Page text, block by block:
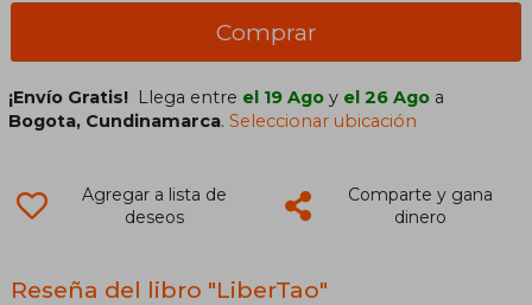
Comprar
¡Envío Gratis! Llega entre el 19 Ago y el 26 Ago a
Bogota, Cundinamarca.Seleccionar ubicación
Agregar a lista de
deseos
Comparte y gana
dinero
Reseña del libro "LiberTao"